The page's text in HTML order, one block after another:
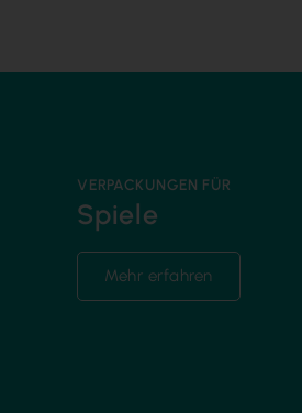
VERPACKUNGEN FÜR
Spiele
Mehr erfahren